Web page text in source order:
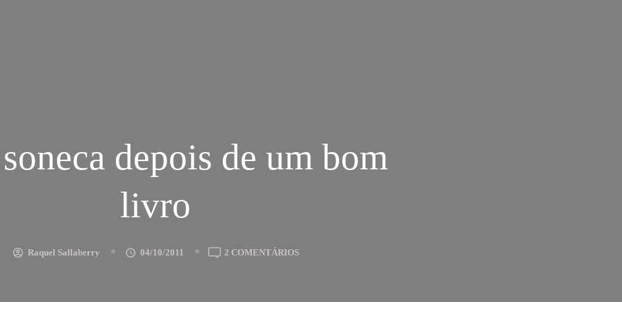
depois de um bom
livro
Raquel Sallaberry 04/10/2011 2 COMENTÁRIOSEM
DEPOIS